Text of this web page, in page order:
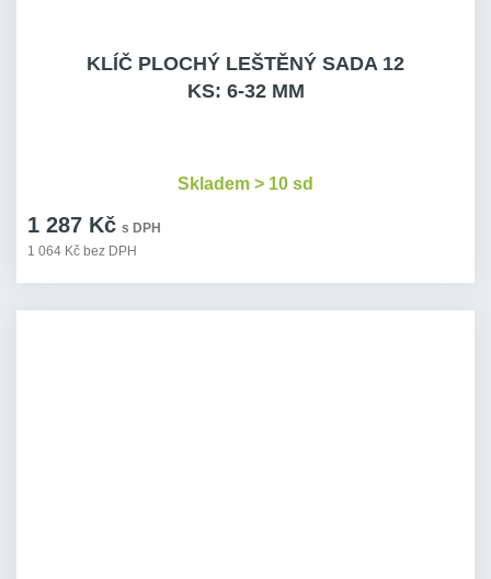
KLÍČ PLOCHÝ LEŠTĚNÝ SADA 12
KS: 6-32 MM
1 287 Kč s DPH
1 064 Kč bez DPH
Skladem > 10 sd